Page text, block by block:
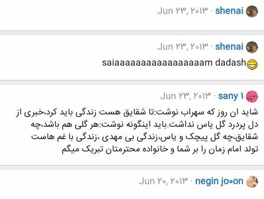
shenai
Jun 23, 2013
shenai
Jun 23, 2013
saiaaaaaaaaaaaaaaaaam dadash
sany 1
Jun 23, 2013
شاید ان روز که سهراب نوشت:تا شقایق هست زندگی باید کرد،خبری از
دل پردرد گل یاس نداشت.باید اینگونه نوشت:هر گلی هم باشد،چه
شقایق،چه گل پیچک و یاس،زندگی بی مهدی ،زندگی با غم هاست
تولد امام زمان را بر شما و خانواده محترمتان تبریک میگم
negin jo0on
Jun 20, 2013